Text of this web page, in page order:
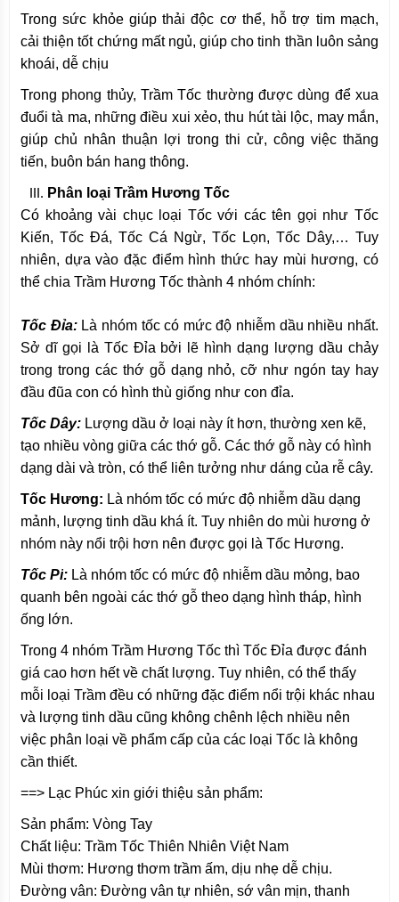
Trong sức khỏe giúp thải độc cơ thể, hỗ trợ tim mạch,
cải thiện tốt chứng mất ngủ, giúp cho tinh thần luôn sảng
khoái, dễ chịu
Trong phong thủy, Trầm Tốc thường được dùng để xua
đuổi tà ma, những điều xui xẻo, thu hút tài lộc, may mắn,
giúp chủ nhân thuận lợi trong thi cử, công việc thăng
tiến, buôn bán hang thông.
Phân loại Trầm Hương Tốc
Có khoảng vài chục loại Tốc với các tên gọi như Tốc
Kiến, Tốc Đá, Tốc Cá Ngừ, Tốc Lọn, Tốc Dây,… Tuy
nhiên, dựa vào đặc điểm hình thức hay mùi hương, có
thể chia Trầm Hương Tốc thành 4 nhóm chính:
Tốc Đỉa:Là nhóm tốc có mức độ nhiễm dầu nhiều nhất.
Sở dĩ gọi là Tốc Đỉa bởi lẽ hình dạng lượng dầu chảy
trong trong các thớ gỗ dạng nhỏ, cỡ như ngón tay hay
đầu đũa con có hình thù giống như con đỉa.
Tốc Dây: Lượng dầu ở loại này ít hơn, thường xen kẽ,
tạo nhiều vòng giữa các thớ gỗ. Các thớ gỗ này có hình
dạng dài và tròn, có thể liên tưởng như dáng của rễ cây.
Tốc Hương: Là nhóm tốc có mức độ nhiễm dầu dạng
mảnh, lượng tinh dầu khá ít. Tuy nhiên do mùi hương ở
nhóm này nổi trội hơn nên được gọi là Tốc Hương.
Tốc Pi: Là nhóm tốc có mức độ nhiễm dầu mỏng, bao
quanh bên ngoài các thớ gỗ theo dạng hình tháp, hình
ống lớn.
Trong 4 nhóm Trầm Hương Tốc thì Tốc Đỉa được đánh
giá cao hơn hết về chất lượng. Tuy nhiên, có thể thấy
mỗi loại Trầm đều có những đặc điểm nổi trội khác nhau
và lượng tinh dầu cũng không chênh lệch nhiều nên
việc phân loại về phẩm cấp của các loại Tốc là không
cần thiết.
==> Lạc Phúc xin giới thiệu sản phẩm:
Sản phẩm: Vòng Tay
Chất liệu: Trầm Tốc Thiên Nhiên Việt Nam
Mùi thơm: Hương thơm trầm ấm, dịu nhẹ dễ chịu.
Đường vân: Đường vân tự nhiên, sớ vân mịn, thanh